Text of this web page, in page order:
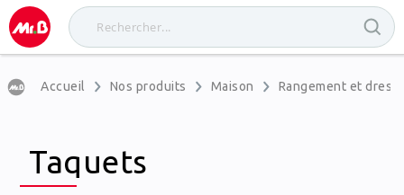
Accueil Nos produits Maison Rangement et
Taquets